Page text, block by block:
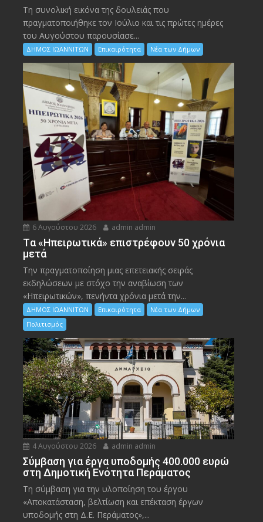
Τη συνολική εικόνα της δουλειάς που
πραγματοποιήθηκε τον Ιούλιο και τις πρώτες ημέρες
του Αυγούστου παρουσίασε...
ΔΗΜΟΣ ΙΩΑΝΝΙΤΩΝ Επικαιρότητα Νέα των Δήμων
6 Αυγούστου 2026 admin admin
Tα «Ηπειρωτικά» επιστρέφουν 50 χρόνια
μετά
Την πραγματοποίηση μιας επετειακής σειράς
εκδηλώσεων με στόχο την αναβίωση των
«Ηπειρωτικών», πενήντα χρόνια μετά την...
ΔΗΜΟΣ ΙΩΑΝΝΙΤΩΝ Επικαιρότητα
Νέα των Δήμων
Πολιτισμός
4 Αυγούστου 2026 admin admin
Σύμβαση για έργα υποδομής 400.000 ευρώ
στη Δημοτική Ενότητα Περάματος
Τη σύμβαση για την υλοποίηση του έργου
«Αποκατάσταση, βελτίωση και επέκταση έργων
υποδομής στη Δ.Ε. Περάματος»,...